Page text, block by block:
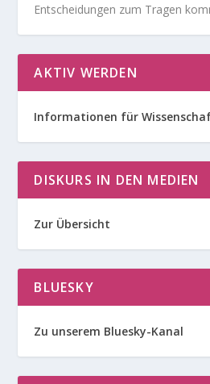
Entscheidungen zum Tragen
AKTIV WERDEN
Informationen für
DISKURS IN DEN MEDIEN
Zur Übersicht
BLUESKY
Zu unserem Bluesky-Kanal